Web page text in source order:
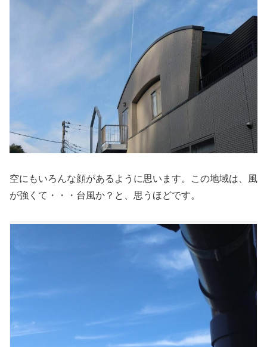
空にもいろんな顔があるように思います。この地域は、風
が強くて・・・台風か？と、思うほどです。